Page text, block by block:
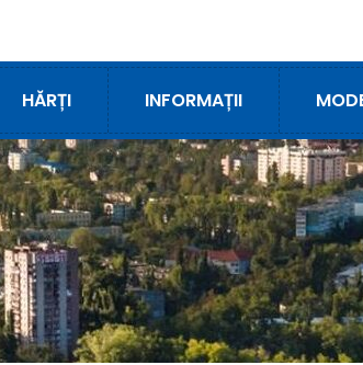
HĂRȚI INFORMAȚII